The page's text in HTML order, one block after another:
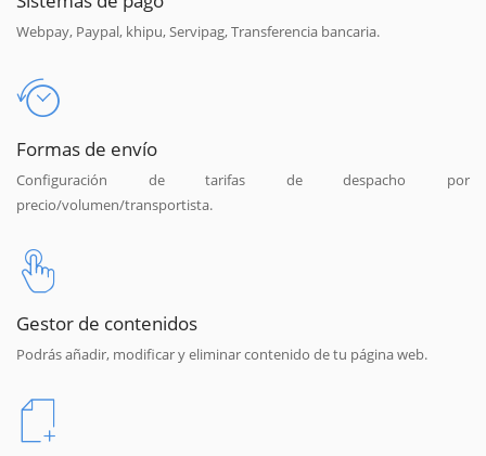
Webpay, Paypal, khipu, Servipag, Transferencia bancaria.
Formas de envío
Configuración de tarifas de despacho por
precio/volumen/transportista.
Gestor de contenidos
Podrás añadir, modificar y eliminar contenido de tu página web.